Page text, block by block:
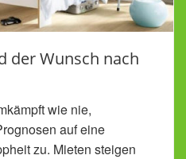
der Wunsch nach
wie nie,
auf eine
zu. Mieten steigen